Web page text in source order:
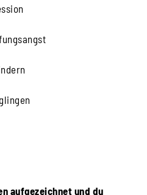
aufgezeichnet und du